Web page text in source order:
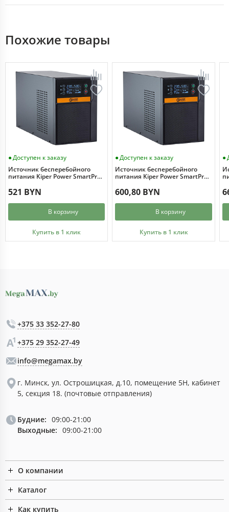
Похожие товары
Доступен к заказу
Источник бесперебойного
питания Kiper Power SmartPro
521 BYN
В корзину
Купить в 1 клик
Доступен к заказу
Источник бесперебойного
питания Kiper Power SmartPro
600,80 BYN
В корзину
Купить в 1 клик
+375 33 352-27-80
+375 29 352-27-49
info@megamax.by
г. Минск, ул. Острошицкая, д.10, помещение 5Н, кабинет
5, секция 18. (почтовые отправления)
Будние: 09:00-21:00
Выходные: 09:00-21:00
О компании
Каталог
Как купить